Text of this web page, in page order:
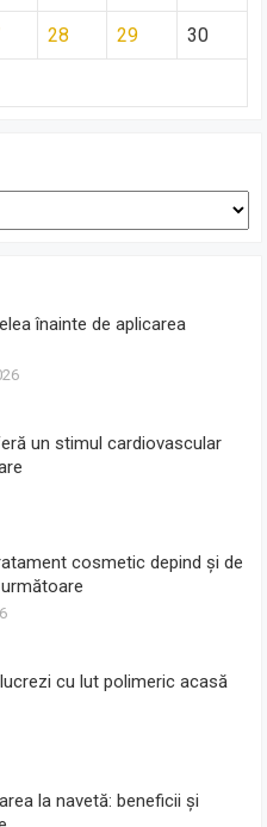
28 29 30
înainte de aplicarea
un stimul cardiovascular
cosmetic depind și de
cu lut polimeric acasă
la navetă: beneficii și